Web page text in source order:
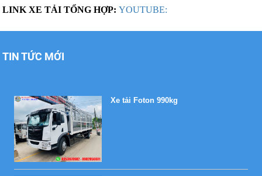
LINK XE TẢI TỔNG HỢP: YOUTUBE:
TIN TỨC MỚI
Xe tải Foton 990kg
Xe tải Foton 990kg